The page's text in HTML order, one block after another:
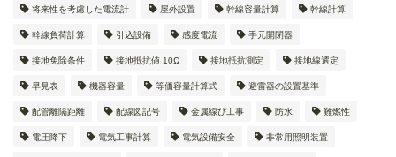
将来性を考慮した電流計 屋外設置 幹線容量計算 幹線計算
幹線負荷計算 引込設備 感度電流 手元開閉器
接地免除条件 接地抵抗値 10Ω 接地抵抗測定 接地線選定
早見表 機器容量 等価容量計算式 避雷器の設置基準
配管離隔距離 配線図記号 金属線ぴ工事 防水 難燃性
電圧降下 電気工事計算 電気設備安全 非常用照明装置